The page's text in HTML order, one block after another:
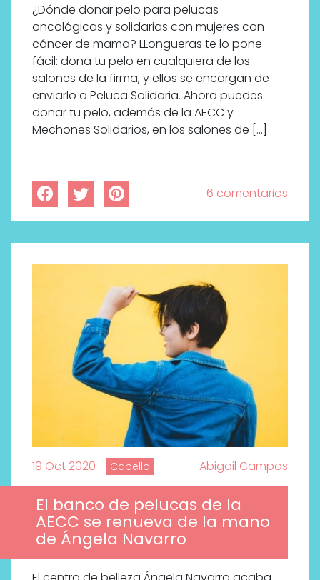
¿Dónde donar pelo para pelucas
oncológicas y solidarias con mujeres con
cáncer de mama? LLongueras te lo pone
fácil: dona tu pelo en cualquiera de los
salones de la firma, y ellos se encargan de
enviarlo a Peluca Solidaria. Ahora puedes
donar tu pelo, además de la AECC y
Mechones Solidarios, en los salones de […]
6 comentarios
19 Oct 2020 Cabello Abigail Campos
El banco de pelucas de la
AECC se renueva de la mano
de Ángela Navarro